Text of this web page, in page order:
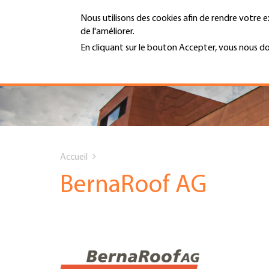
Nous utilisons des cookies afin de rendre votre
de l'améliorer.
En cliquant sur le bouton Accepter, vous nous
Hauptnavigation
PORTRAIT
SERVICES
INFOTHÈQUE
MENU
are
Accueil
BernaRoof AG